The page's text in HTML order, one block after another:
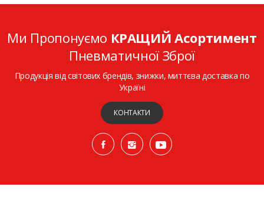
Ми Пропонуємо КРАЩИЙ Асортимент
Пневматичної Зброї
Продукція від світових брендів, знижки, миттєва доставка по
Україні
КОНТАКТИ